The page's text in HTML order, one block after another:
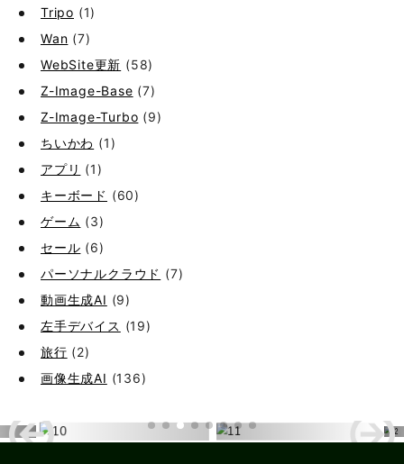
Tripo (1)
Wan (7)
WebSite更新 (58)
Z-Image-Base (7)
Z-Image-Turbo (9)
ちいかわ (1)
アプリ (1)
キーボード (60)
ゲーム (3)
セール (6)
パーソナルクラウド (7)
動画生成AI (9)
左手デバイス (19)
旅行 (2)
画像生成AI (136)